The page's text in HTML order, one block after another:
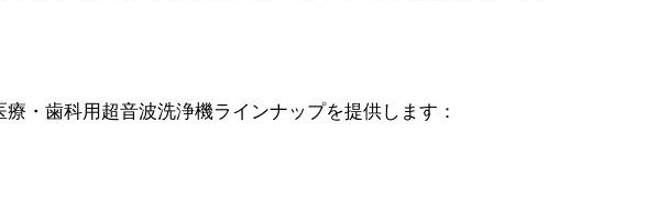
・歯科用超音波洗浄機ラインナップを提供します：